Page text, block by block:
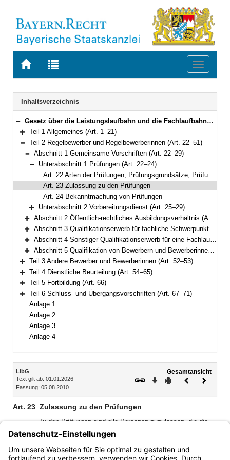
Zur
BAYERN.RECHT
Zur
letzten
Suche
Toggle
Navigation
Inhaltsverzeichnis
Bereich reduzieren
Gesetz über die Leistungslaufbahn und die Fachlaufbahnen der bayerischen Beamten und Beamtinnen (Leistungslaufbahngesetz – LlbG) Vom 5. August 2010 (GVBl. S. 410, 571) BayRS 2030-1-4-F (Art. 1–71)
Bereich erweitern
Teil 1 Allgemeines (Art. 1–21)
Bereich reduzieren
Teil 2 Regelbewerber und Regelbewerberinnen (Art. 22–51)
Bereich reduzieren
Abschnitt 1 Gemeinsame Vorschriften (Art. 22–29)
Bereich reduzieren
Unterabschnitt 1 Prüfungen (Art. 22–24)
Art. 22 Arten der Prüfungen, Prüfungsgrundsätze, Prüfungsordnungen, besondere Auswahlverfahren, Verordnungsermächtigung
Art. 23 Zulassung zu den Prüfungen
Art. 24 Bekanntmachung von Prüfungen
Bereich erweitern
Unterabschnitt 2 Vorbereitungsdienst (Art. 25–29)
Bereich erweitern
Abschnitt 2 Öffentlich-rechtliches Ausbildungsverhältnis (Art. 30–33)
Bereich erweitern
Abschnitt 3 Qualifikationserwerb für fachliche Schwerpunkte mit Vorbereitungsdienst (Art. 34–37)
Bereich erweitern
Abschnitt 4 Sonstiger Qualifikationserwerb für eine Fachlaufbahn (Art. 38–40)
Bereich erweitern
Abschnitt 5 Qualifikation von Bewerbern und Bewerberinnen aus Mitgliedstaaten (Art. 41–51)
Bereich erweitern
Teil 3 Andere Bewerber und Bewerberinnen (Art. 52–53)
Bereich erweitern
Teil 4 Dienstliche Beurteilung (Art. 54–65)
Bereich erweitern
Teil 5 Fortbildung (Art. 66)
Bereich erweitern
Teil 6 Schluss- und Übergangsvorschriften (Art. 67–71)
Anlage 1
Anlage 2
Anlage 3
Anlage 4
Inhalt
LlbG
Text gilt ab: 01.01.2026
Fassung: 05.08.2010
Gesamtansicht
Download
DruckenVorheriges
Art. 23 Zulassung zu den Prüfungen
Zu den Prüfungen sind alle Personen zuzulassen, die die
hierfür festgelegten Voraussetzungen erfüllen und nach den
geltenden Rechtsvorschriften zum Beamten oder zur
Beamtin in der Fachlaufbahn, für die die Prüfung abgehalten